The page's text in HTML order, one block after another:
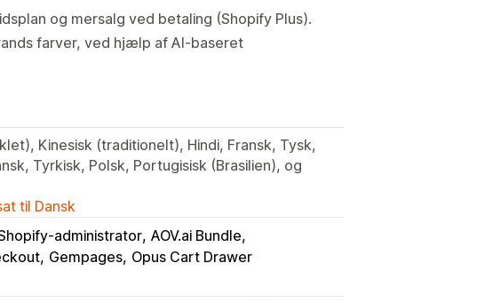
og mersalg ved betaling (Shopify Plus).
farver, ved hjælp af AI-baseret
Kinesisk (traditionelt), Hindi, Fransk, Tysk,
Tyrkisk, Polsk, Portugisisk (Brasilien), og
til Dansk
administrator AOV.ai Bundle
Gempages Opus Cart Drawer